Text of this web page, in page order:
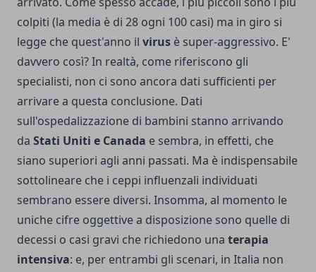
colpiti (la media è di 28 ogni 100 casi) ma in giro si
legge che quest'anno il virus è super-aggressivo. E'
davvero così? In realtà, come riferiscono gli
specialisti, non ci sono ancora dati sufficienti per
arrivare a questa conclusione. Dati
sull'ospedalizzazione di bambini stanno arrivando
da Stati Uniti e Canada e sembra, in effetti, che
siano superiori agli anni passati. Ma è indispensabile
sottolineare che i ceppi influenzali individuati
sembrano essere diversi. Insomma, al momento le
uniche cifre oggettive a disposizione sono quelle di
decessi o casi gravi che richiedono una terapia
intensiva: e, per entrambi gli scenari, in Italia non